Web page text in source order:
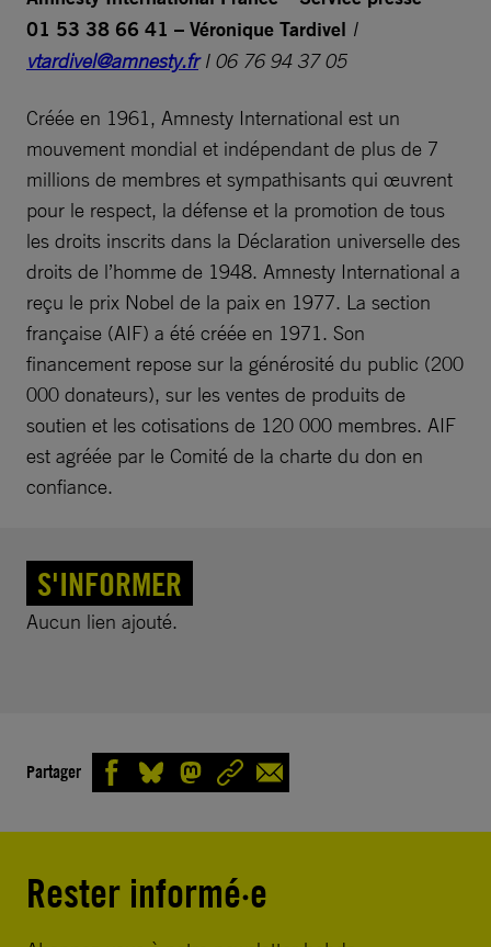
01 53 38 66 41 – Véronique Tardivel I
vtardivel@amnesty.frI 06 76 94 37 05
Créée en 1961, Amnesty International est un
mouvement mondial et indépendant de plus de 7
millions de membres et sympathisants qui œuvrent
pour le respect, la défense et la promotion de tous
les droits inscrits dans la Déclaration universelle des
droits de l’homme de 1948. Amnesty International a
reçu le prix Nobel de la paix en 1977. La section
française (AIF) a été créée en 1971. Son
financement repose sur la générosité du public (200
000 donateurs), sur les ventes de produits de
soutien et les cotisations de 120 000 membres. AIF
est agréée par le Comité de la charte du don en
confiance.
S'INFORMER
Aucun lien ajouté.
Partager
Rester informé·e